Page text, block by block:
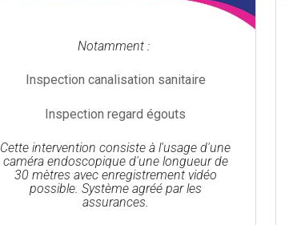
Notamment :
Inspection canalisation sanitaire
Inspection regard égouts
Cette intervention consiste à l'usage d'une
caméra endoscopique d'une longueur de
30 mètres avec enregistrement vidéo
possible. Système agréé par les
assurances.